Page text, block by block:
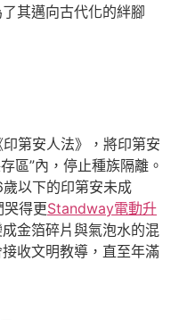
其邁向古代化的絆腳
第安人法》，將印第安
區”內，停止種族隔離。
以下的印第安未成
哭得更Standway電動升
金箔碎片與氣泡水的混
收文明教導，直至年滿